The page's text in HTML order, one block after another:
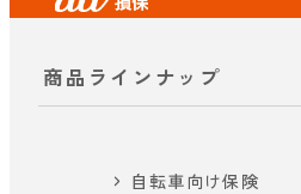
商品ラインナップ
自転車向け保険